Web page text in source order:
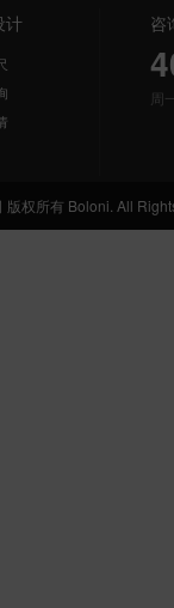
计 咨
周
权所有 Boloni. All